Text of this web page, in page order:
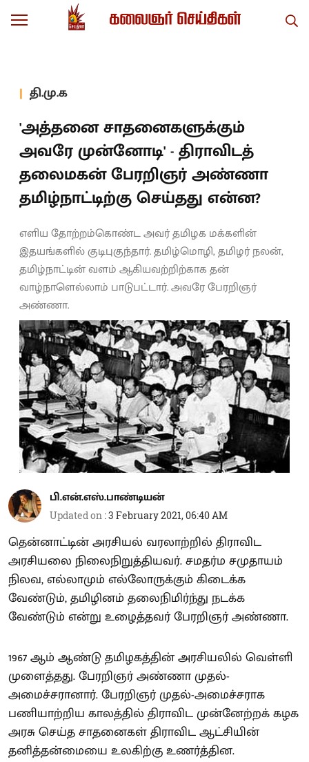
தி.மு.க
'அத்தனை சாதனைகளுக்கும்
அவரே முன்னோடி' - திராவிடத்
தலைமகன் பேரறிஞர் அண்ணா
தமிழ்நாட்டிற்கு செய்தது என்ன?
எளிய தோற்றம்கொண்ட அவர் தமிழக மக்களின்
இதயங்களில் குடிபுகுந்தார். தமிழ்மொழி, தமிழர் நலன்,
தமிழ்நாட்டின் வளம் ஆகியவற்றிற்காக தன்
வாழ்நாளெல்லாம் பாடுபட்டார். அவரே பேரறிஞர்
அண்ணா.
பி.என்.எஸ்.பாண்டியன்
Updated on :3 February 2021, 06:40 AM
தென்னாட்டின் அரசியல் வரலாற்றில் திராவிட
அரசியலை நிலைநிறுத்தியவர். சமதர்ம சமுதாயம்
நிலவ, எல்லாமும் எல்லோருக்கும் கிடைக்க
வேண்டும், தமிழினம் தலைநிமிர்ந்து நடக்க
வேண்டும் என்று உழைத்தவர் பேரறிஞர் அண்ணா.
1967 ஆம் ஆண்டு தமிழகத்தின் அரசியலில் வெள்ளி
முளைத்தது. பேரறிஞர் அண்ணா முதல்-
அமைச்சரானார். பேரறிஞர் முதல்-அமைச்சராக
பணியாற்றிய காலத்தில் திராவிட முன்னேற்றக் கழக
அரசு செய்த சாதனைகள் திராவிட ஆட்சியின்
தனித்தன்மையை உலகிற்கு உணர்த்தின.